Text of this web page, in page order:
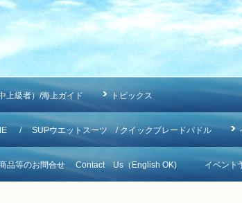
上級者）/海上ガイド トピックス
/ SUPウエットスーツ / クイックブレードパドル
品等のお問合せ Contact Us（English OK) イベント